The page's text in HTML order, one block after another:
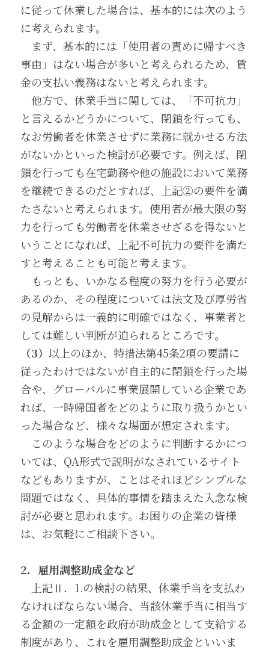
に従って休業した場合は、基本的には次のよう
に考えられます。
まず、基本的には「使用者の責めに帰すべき
事由」はない場合が多いと考えられるため、賃
金の支払い義務はないと考えられます。
他方で、休業手当に関しては、「不可抗力」
と言えるかどうかについて、閉鎖を行っても、
なお労働者を休業させずに業務に就かせる方法
がないかといった検討が必要です。例えば、閉
鎖を行っても在宅勤務や他の施設において業務
を継続できるのだとすれば、上記②の要件を満
たさないと考えられます。使用者が最大限の努
力を行っても労働者を休業させざるを得ないと
いうことになれば、上記不可抗力の要件を満た
すと考えることも可能と考えます。
もっとも、いかなる程度の努力を行う必要が
あるのか、その程度については法文及び厚労省
の見解からは一義的に明確ではなく、事業者と
しては難しい判断が迫られるところです。
（3） 以上のほか、特措法第45条2項の要請に
従ったわけではないが自主的に閉鎖を行った場
合や、グローバルに事業展開している企業であ
れば、一時帰国者をどのように取り扱うかとい
った場合など、様々な場面が想定されます。
このような場合をどのように判断するかにつ
いては、QA形式で説明がなされているサイト
などもありますが、ことはそれほどシンプルな
問題ではなく、具体的事情を踏まえた入念な検
討が必要と思われます。お困りの企業の皆様
は、お気軽にご相談下さい。
2．雇用調整助成金など
上記Ⅱ．1.の検討の結果、休業手当を支払わ
なければならない場合、当該休業手当に相当す
る金額の一定額を政府が助成金として支給する
制度があり、これを雇用調整助成金といいま